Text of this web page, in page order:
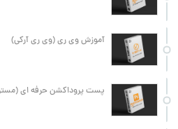
آموزش وی ری (وی ری آرکی)
پست پروداکشن حرفه ای